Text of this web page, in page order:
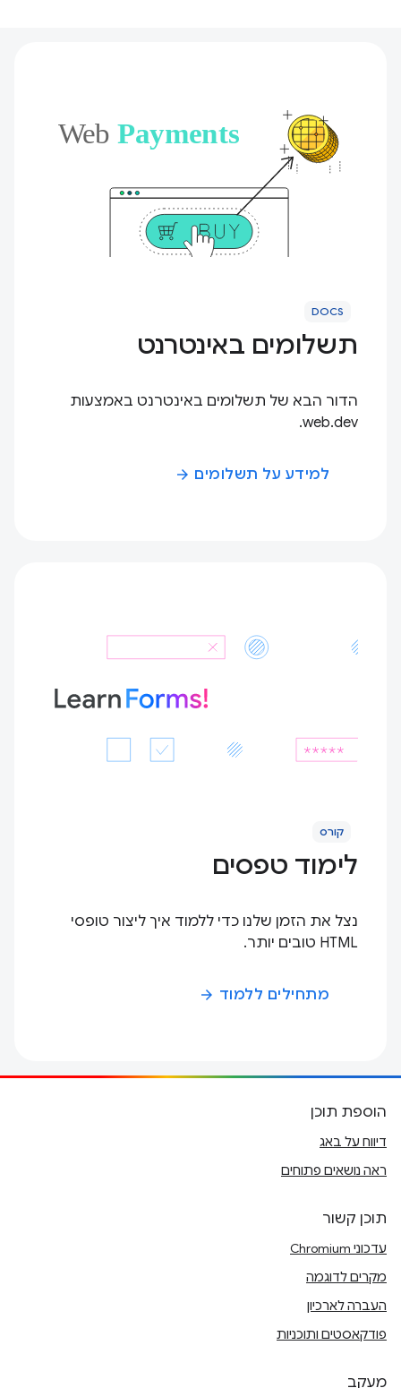
DOCS
תשלומים באינטרנט
הדור הבא של תשלומים באינטרנט באמצעות
web.dev.
למידע על תשלומים arrow_forward
קורס
לימוד טפסים
נצל את הזמן שלנו כדי ללמוד איך ליצור טופסי
HTML טובים יותר.
מתחילים ללמוד arrow_forward
הוספת תוכן
דיווח על באג
ראה נושאים פתוחים
תוכן קשור
עדכוני Chromium
מקרים לדוגמה
העברה לארכיון
פודקאסטים ותוכניות
מעקב